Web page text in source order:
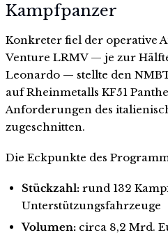
Kampfpanzer
Konkreter fiel der operative
Venture LRMV — je zur
Leonardo — stellte den
auf Rheinmetalls KF51
Anforderungen des
zugeschnitten.
Die Eckpunkte des
Stückzahl:rund 132
Unterstützungsfahrzeuge
Volumen:circa 8,2 Mrd.